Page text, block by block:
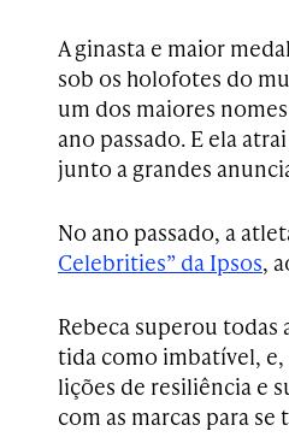
A ginasta e maior
sob os holofotes do
um dos maiores
ano passado. E ela
junto a grandes
No ano passado, a
Celebrities” da Ipsos,
Rebeca superou todas
tida como imbatível,
lições de resiliência e
com as marcas para